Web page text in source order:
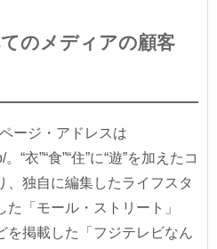
のメディアの顧客
ージ・アドレスは
“衣”“食”“住”に“遊”を加えたコ
、独自に編集したライフスタ
「モール・ストリート」
を掲載した「フジテレビなん